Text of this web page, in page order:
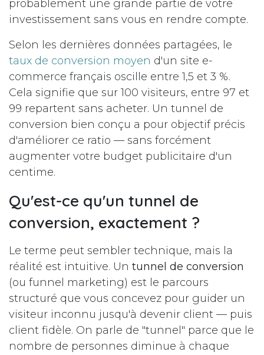
probablement une grande partie de votre
investissement sans vous en rendre compte.
Selon les dernières données partagées, le
taux de conversion moyen d'un site e-
commerce français oscille entre 1,5 et 3 %.
Cela signifie que sur 100 visiteurs, entre 97 et
99 repartent sans acheter. Un tunnel de
conversion bien conçu a pour objectif précis
d'améliorer ce ratio — sans forcément
augmenter votre budget publicitaire d'un
centime.
Qu'est-ce qu'un tunnel de
conversion, exactement ?
Le terme peut sembler technique, mais la
réalité est intuitive. Un tunnel de conversion
(ou funnel marketing) est le parcours
structuré que vous concevez pour guider un
visiteur inconnu jusqu'à devenir client — puis
client fidèle. On parle de "tunnel" parce que le
nombre de personnes diminue à chaque